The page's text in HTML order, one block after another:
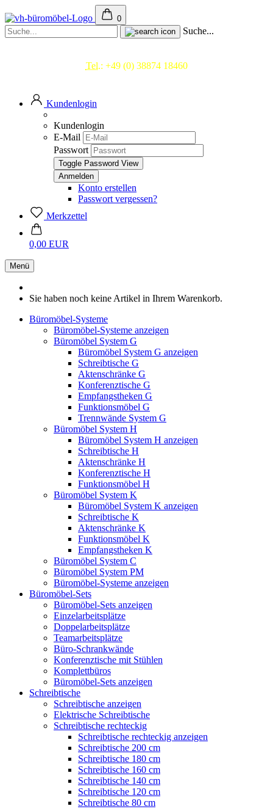
0
Suche...
Tel.: +49 (0) 38874 18460
Kundenlogin
Kundenlogin
E-Mail
Passwort
Toggle Password View
Konto erstellen
Passwort vergessen?
Merkzettel
0,00 EUR
Menü
Sie haben noch keine Artikel in Ihrem Warenkorb.
Büromöbel-Systeme
Büromöbel-Systeme anzeigen
Büromöbel System G
Büromöbel System G anzeigen
Schreibtische G
Aktenschränke G
Konferenztische G
Empfangstheken G
Funktionsmöbel G
Trennwände System G
Büromöbel System H
Büromöbel System H anzeigen
Schreibtische H
Aktenschränke H
Konferenztische H
Funktionsmöbel H
Büromöbel System K
Büromöbel System K anzeigen
Schreibtische K
Aktenschränke K
Funktionsmöbel K
Empfangstheken K
Büromöbel System C
Büromöbel System PM
Büromöbel-Systeme anzeigen
Büromöbel-Sets
Büromöbel-Sets anzeigen
Einzelarbeitsplätze
Doppelarbeitsplätze
Teamarbeitsplätze
Büro-Schrankwände
Konferenztische mit Stühlen
Komplettbüros
Büromöbel-Sets anzeigen
Schreibtische
Schreibtische anzeigen
Elektrische Schreibtische
Schreibtische rechteckig
Schreibtische rechteckig anzeigen
Schreibtische 200 cm
Schreibtische 180 cm
Schreibtische 160 cm
Schreibtische 140 cm
Schreibtische 120 cm
Schreibtische 80 cm